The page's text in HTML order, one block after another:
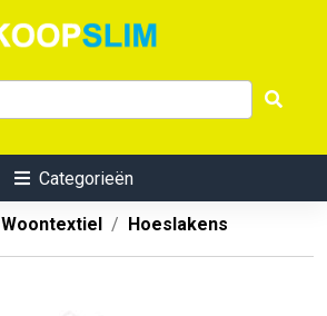
Categorieën
Woontextiel Hoeslakens